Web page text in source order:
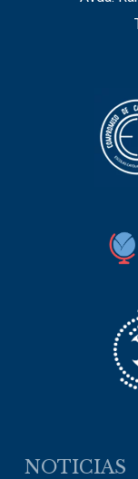
NOTICIAS